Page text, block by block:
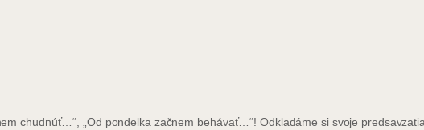
chudnúť…“, „Od pondelka začnem behávať…“! Odkladáme si svoje